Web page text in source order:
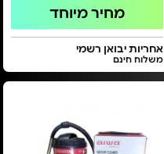
מחיר מיוחד
אחריות יבואן רשמי
משלוח חינם